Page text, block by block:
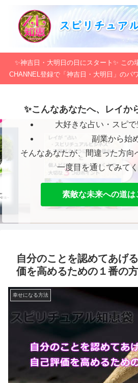
✨神吉日・大明日の日にスタート✨ この
CHANNEL登録で「神吉日・大明日」のパ
✨こんなあなたへ、レイか
大好きな占い・スピ
副業から始
そんなあなたが、間違った方向
一度目を通してみてく
素敵な未来への道は
自分のことを認めてあげ
価を高めるための１番の
幸せになる方法